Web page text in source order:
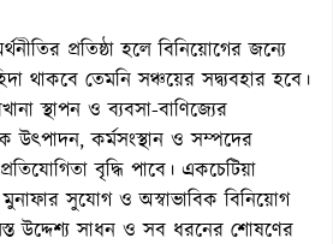
প্রতিষ্ঠা হলে বিনিয়োগের জন্যে
থাকবে তেমনি সঞ্চয়ের সদ্ব্যবহার হবে।
স্থাপন ও ব্যবসা-বাণিজ্যের
উৎপাদন, কর্মসংস্থান ও সম্পদের
বৃদ্ধি পাবে। একচেটিয়া
সুযোগ ও অস্বাভাবিক বিনিয়োগ
উদ্দেশ্য সাধন ও সব ধরনের শোষণের